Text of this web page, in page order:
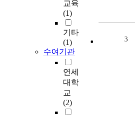
교육
(1)
기타
(1)
수여기관
연세
대학
교
(2)
3